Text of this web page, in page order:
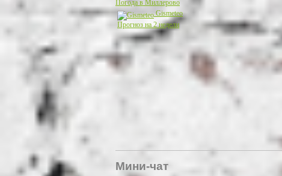
Погода в Миллерово
Gismeteo
Прогноз на 2 недели
Мини-чат